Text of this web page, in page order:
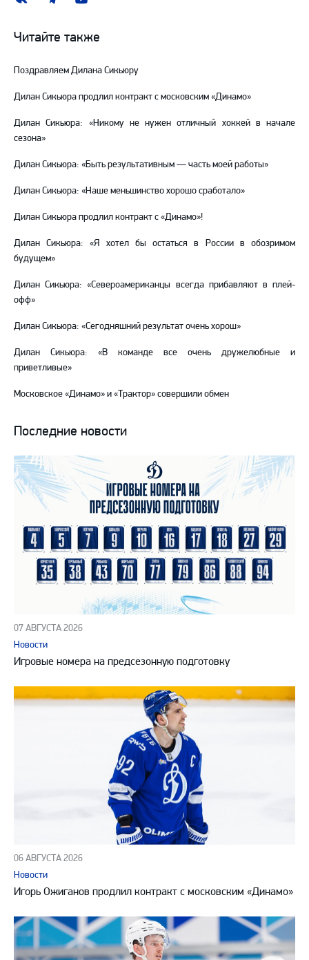
ВКонтакте
в
TelegramYouTube
Читайте также
Поздравляем Дилана Сикьюру
Дилан Сикьюра продлил контракт с московским «Динамо»
Дилан Сикьюра: «Никому не нужен отличный хоккей в начале
сезона»
Дилан Сикьюра: «Быть результативным — часть моей работы»
Дилан Сикьюра: «Наше меньшинство хорошо сработало»
Дилан Сикьюра продлил контракт с «Динамо»!
Дилан Сикьюра: «Я хотел бы остаться в России в обозримом
будущем»
Дилан Сикьюра: «Североамериканцы всегда прибавляют в плей-
офф»
Дилан Сикьюра: «Сегодняшний результат очень хорош»
Дилан Сикьюра: «В команде все очень дружелюбные и
приветливые»
Московское «Динамо» и «Трактор» совершили обмен
Последние новости
07 АВГУСТА 2026
Новости
Игровые номера на предсезонную подготовку
06 АВГУСТА 2026
Новости
Игорь Ожиганов продлил контракт с московским «Динамо»